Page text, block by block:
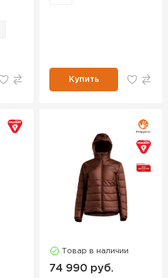
Купить
Товар в наличии
74 990 руб.